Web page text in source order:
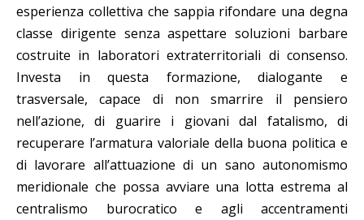
esperienza collettiva che sappia rifondare una degna
classe dirigente senza aspettare soluzioni barbare
costruite in laboratori extraterritoriali di consenso.
Investa in questa formazione, dialogante e
trasversale, capace di non smarrire il pensiero
nell’azione, di guarire i giovani dal fatalismo, di
recuperare l’armatura valoriale della buona politica e
di lavorare all’attuazione di un sano autonomismo
meridionale che possa avviare una lotta estrema al
centralismo burocratico e agli accentramenti